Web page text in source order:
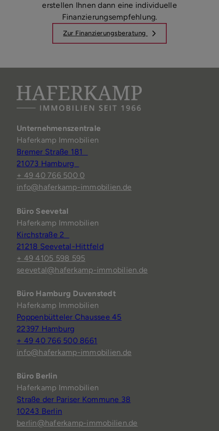
erstellen Ihnen dann eine individuelle
Finanzierungsempfehlung.
Zur Finanzierungsberatung
Unternehmenszentrale
Haferkamp Immobilien
Bremer Straße 181
21073 Hamburg
+ 49 40 766 500 0
info@haferkamp-immobilien.de
Büro Seevetal
Haferkamp Immobilien
Kirchstraße 2
21218 Seevetal-Hittfeld
+ 49 4105 598 595
seevetal@haferkamp-immobilien.de
Büro Hamburg Duvenstedt
Haferkamp Immobilien
Poppenbütteler Chaussee 45
22397 Hamburg
+ 49 40 766 500 8661
info@haferkamp-immobilien.de
Büro Berlin
Haferkamp Immobilien
Straße der Pariser Kommune 38
10243 Berlin
berlin@haferkamp-immobilien.de